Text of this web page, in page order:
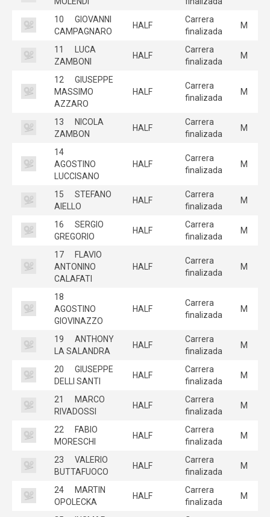
10
GIOVANNI
CAMPAGNARO
HALF
Carrera
finalizada
M
11
LUCA
ZAMBONI
HALF
Carrera
finalizada
M
12
GIUSEPPE
MASSIMO
AZZARO
HALF
Carrera
finalizada
M
13
NICOLA
ZAMBON
HALF
Carrera
finalizada
M
14
AGOSTINO
LUCCISANO
HALF
Carrera
finalizada
M
15
STEFANO
AIELLO
HALF
Carrera
finalizada
M
16
SERGIO
GREGORIO
HALF
Carrera
finalizada
M
17
FLAVIO
ANTONINO
CALAFATI
HALF
Carrera
finalizada
M
18
AGOSTINO
GIOVINAZZO
HALF
Carrera
finalizada
M
19
ANTHONY
LA SALANDRA
HALF
Carrera
finalizada
M
20
GIUSEPPE
DELLI SANTI
HALF
Carrera
finalizada
M
21
MARCO
RIVADOSSI
HALF
Carrera
finalizada
M
22
FABIO
MORESCHI
HALF
Carrera
finalizada
M
23
VALERIO
BUTTAFUOCO
HALF
Carrera
finalizada
M
24
MARTIN
OPOLECKA
HALF
Carrera
finalizada
M